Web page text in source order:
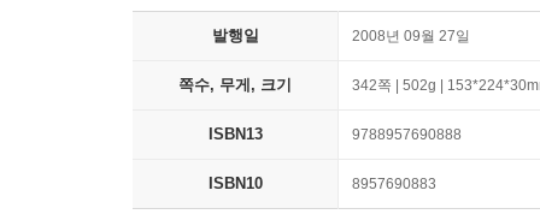
발행일 2008년 09월 27일
쪽수, 무게, 크기 342쪽 | 502g |
ISBN13 9788957690888
ISBN10 8957690883